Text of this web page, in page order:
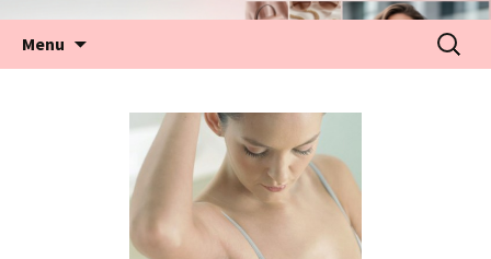
Menu